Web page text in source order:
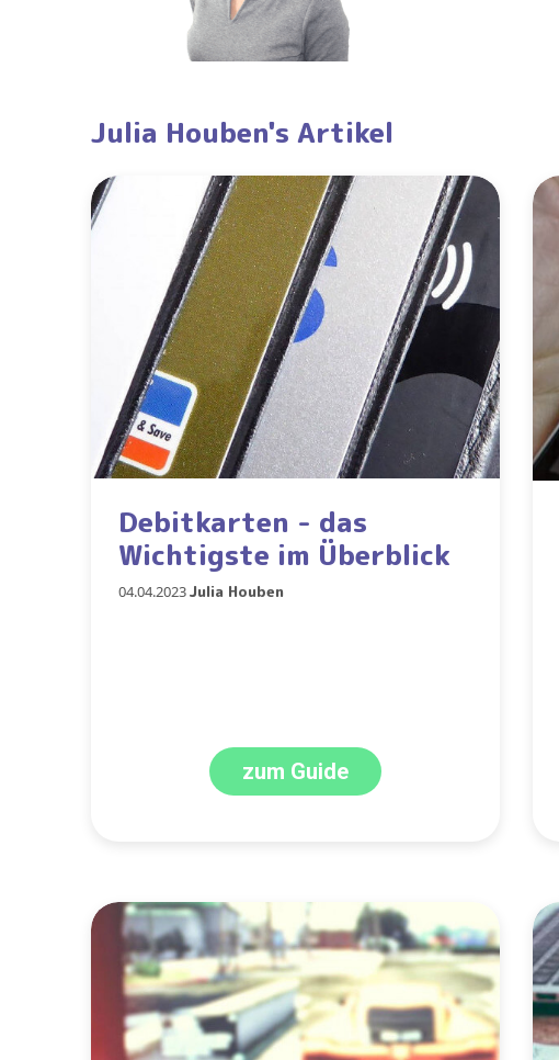
Julia Houben's Artikel
Debitkarten - das
Wichtigste im Überblick
04.04.2023Julia Houben
zum Guide